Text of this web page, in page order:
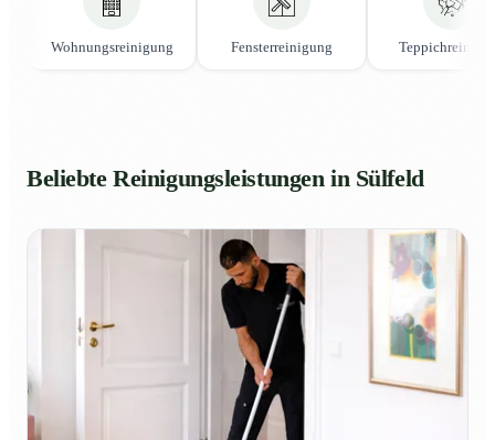
Wohnungsreinigung Fensterreinigung
Beliebte Reinigungsleistungen in Sülfeld